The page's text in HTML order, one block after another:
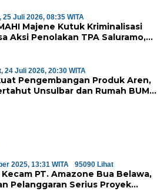
25 Juli 2026, 08:35 WITA
Majene Kutuk Kriminalisasi
Aksi Penolakan TPA Saluramo,
24 Juli 2026, 20:30 WITA
Pengembangan Produk Aren,
Unsulbar dan Rumah BUMN
2025, 13:31 WITA 95090 Lihat
PT. Amazone Bua Belawa,
Pelanggaran Serius Proyek